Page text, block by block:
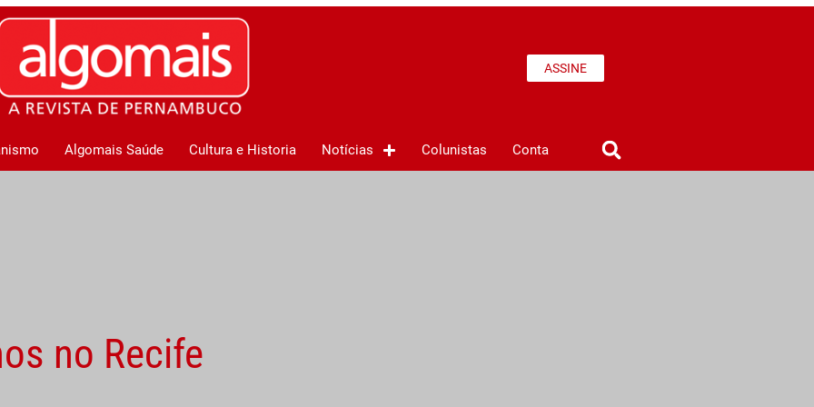
ASSINE
Algomais Saúde Cultura e Historia Notícias Colunistas Conta
no Recife